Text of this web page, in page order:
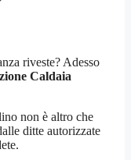
riveste? Adesso
Caldaia
non è altro che
ditte autorizzate